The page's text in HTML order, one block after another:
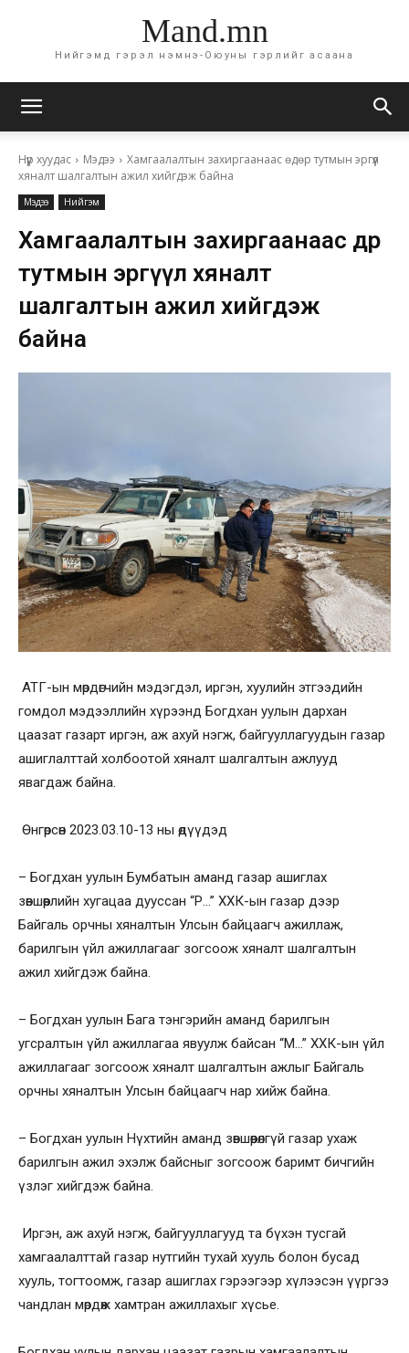
Mand.mn
Нийгэмд гэрэл нэмнэ-Оюуны гэрлийг асаана
Нүүр хуудас Мэдээ
Хамгаалалтын захиргаанаас өдөр тутмын эргүүл
хяналт шалгалтын ажил хийгдэж байна
Мэдээ Нийгэм
Хамгаалалтын захиргаанаас өдөр
тутмын эргүүл хяналт
шалгалтын ажил хийгдэж
байна
АТГ-ын мөрдөгчийн мэдэгдэл, иргэн, хуулийн этгээдийн
гомдол мэдээллийн хүрээнд Богдхан уулын дархан
цаазат газарт иргэн, аж ахуй нэгж, байгууллагуудын газар
ашиглалттай холбоотой хяналт шалгалтын ажлууд
явагдаж байна.
Өнгөрсөн 2023.03.10-13 ны өдүүдэд
– Богдхан уулын Бумбатын аманд газар ашиглах
зөвшөөрлийн хугацаа дууссан “Р…” ХХК-ын газар дээр
Байгаль орчны хяналтын Улсын байцаагч ажиллаж,
барилгын үйл ажиллагааг зогсоож хяналт шалгалтын
ажил хийгдэж байна.
– Богдхан уулын Бага тэнгэрийн аманд барилгын
угсралтын үйл ажиллагаа явуулж байсан “М…” ХХК-ын үйл
ажиллагааг зогсоож хяналт шалгалтын ажлыг Байгаль
орчны хяналтын Улсын байцаагч нар хийж байна.
– Богдхан уулын Нүхтийн аманд зөвшөөрөлгүй газар ухаж
барилгын ажил эхэлж байсныг зогсоож баримт бичгийн
үзлэг хийгдэж байна.
Иргэн, аж ахуй нэгж, байгууллагууд та бүхэн тусгай
хамгаалалттай газар нутгийн тухай хууль болон бусад
хууль, тогтоомж, газар ашиглах гэрээгээр хүлээсэн үүргээ
чандлан мөрдөж хамтран ажиллахыг хүсье.